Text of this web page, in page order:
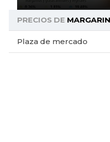
PRECIOS DE
Plaza de mercado